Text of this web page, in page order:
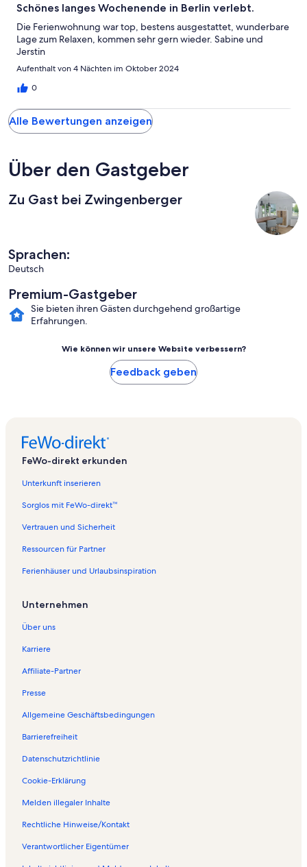
Schönes langes Wochenende in Berlin verlebt.
Die Ferienwohnung war top, bestens ausgestattet, wunderbare
Lage zum Relaxen, kommen sehr gern wieder. Sabine und
Jerstin
Aufenthalt von 4 Nächten im Oktober 2024
0
Alle Bewertungen anzeigen
Über den Gastgeber
Zu Gast bei Zwingenberger
Sprachen:
Deutsch
Premium-Gastgeber
Sie bieten ihren Gästen durchgehend großartige
Erfahrungen.
Wie können wir unsere Website verbessern?
Feedback geben
FeWo-direkt erkunden
Unterkunft inserieren
Sorglos mit FeWo-direkt™
Vertrauen und Sicherheit
Ressourcen für Partner
Ferienhäuser und Urlaubsinspiration
Unternehmen
Über uns
Karriere
Affiliate-Partner
Presse
Allgemeine Geschäftsbedingungen
Barrierefreiheit
Datenschutzrichtlinie
Cookie-Erklärung
Melden illegaler Inhalte
Rechtliche Hinweise/Kontakt
Verantwortlicher Eigentümer